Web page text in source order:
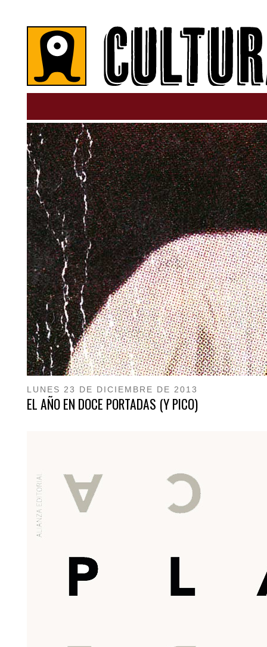
LUNES 23 DE DICIEMBRE DE 2013
EL AÑO EN DOCE PORTADAS (Y PICO)